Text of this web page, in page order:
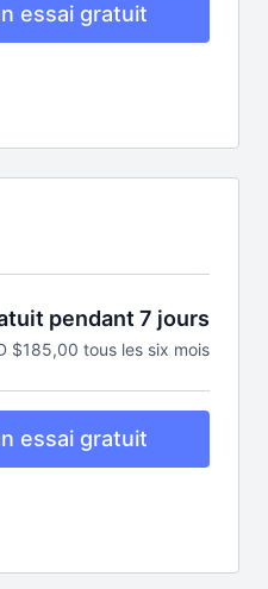
essai gratuit
bouger (plus de 10
aucun supplément!
pendant 7 jours
$185,00 tous les six mois
essai gratuit
bouger (plus de 10